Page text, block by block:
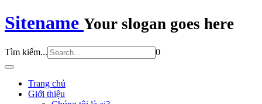
Sitename Your slogan goes here
Tìm kiếm... 0
Trang chủ
Giới thiệu